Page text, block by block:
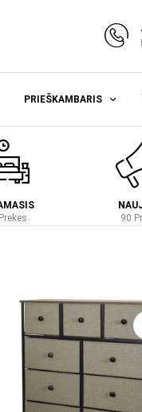
PRIEŠKAMBARIS
90